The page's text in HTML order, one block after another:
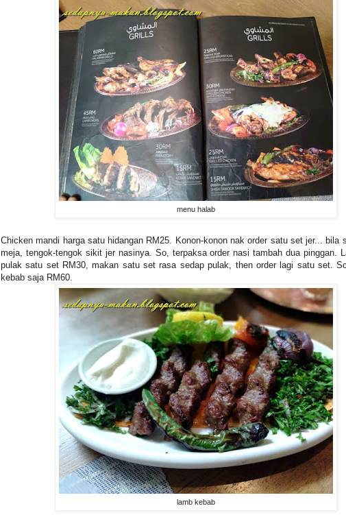
menu halab
Chicken mandi harga satu hidangan RM25. Konon-konon nak order satu set jer... bila
meja, tengok-tengok sikit jer nasinya. So, terpaksa order nasi tambah dua pinggan.
pulak satu set RM30, makan satu set rasa sedap pulak, then order lagi satu set.
kebab saja RM60.
lamb kebab